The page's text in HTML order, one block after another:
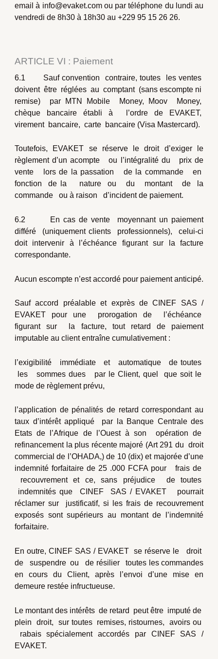
email à info@evaket.com ou par téléphone du lundi au
vendredi de 8h30 à 18h30 au +229 95 15 26 26.
ARTICLE VI : Paiement
6.1 Sauf convention contraire, toutes les ventes
doivent être réglées au comptant (sans escompte ni
remise) par MTN Mobile Money, Moov Money,
chèque bancaire établi à l’ordre de EVAKET,
virement bancaire, carte bancaire (Visa Mastercard).
Toutefois, EVAKET se réserve le droit d’exiger le
règlement d’un acompte ou l’intégralité du prix de
vente lors de la passation de la commande en
fonction de la nature ou du montant de la
commande ou à raison d’incident de paiement.
6.2 En cas de vente moyennant un paiement
différé (uniquement clients professionnels), celui-ci
doit intervenir à l’échéance figurant sur la facture
correspondante.
Aucun escompte n’est accordé pour paiement anticipé.
Sauf accord préalable et exprès de CINEF SAS /
EVAKET pour une prorogation de l’échéance
figurant sur la facture, tout retard de paiement
imputable au client entraîne cumulativement :
l’exigibilité immédiate et automatique de toutes
les sommes dues par le Client, quel que soit le
mode de règlement prévu,
l’application de pénalités de retard correspondant au
taux d’intérêt appliqué par la Banque Centrale des
Etats de l’Afrique de l’Ouest à son opération de
refinancement la plus récente majoré (Art 291 du droit
commercial de l’OHADA,) de 10 (dix) et majorée d’une
indemnité forfaitaire de 25 .000 FCFA pour frais de
recouvrement et ce, sans préjudice de toutes
indemnités que CINEF SAS / EVAKET pourrait
réclamer sur justificatif, si les frais de recouvrement
exposés sont supérieurs au montant de l’indemnité
forfaitaire.
En outre, CINEF SAS / EVAKET se réserve le droit
de suspendre ou de résilier toutes les commandes
en cours du Client, après l’envoi d’une mise en
demeure restée infructueuse.
Le montant des intérêts de retard peut être imputé de
plein droit, sur toutes remises, ristournes, avoirs ou
rabais spécialement accordés par CINEF SAS /
EVAKET.